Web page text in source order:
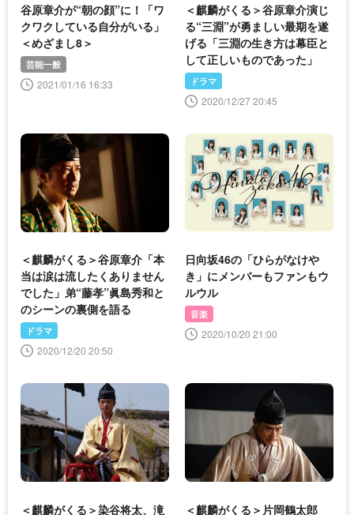
谷原章介が“朝の顔”に！「ワ
クワクしている自分がいる」
＜めざまし8＞
芸能一般
2021/01/16 16:33
＜麒麟がくる＞谷原章介演じ
る“三淵”が勇ましい最期を遂
げる「三淵の生き方は幕臣と
して正しいものであった」
ドラマ
2020/12/27 20:45
＜麒麟がくる＞谷原章介「本
当は涙は流したくありません
でした」弟“藤孝”眞島秀和と
のシーンの裏側を語る
ドラマ
2020/12/20 20:50
日向坂46の「ひらがなけや
き」にメンバーもファンもウ
ルウル
音楽
2020/10/20 21:00
＜麒麟がくる＞染谷将太、滝 ＜麒麟がくる＞片岡鶴太郎